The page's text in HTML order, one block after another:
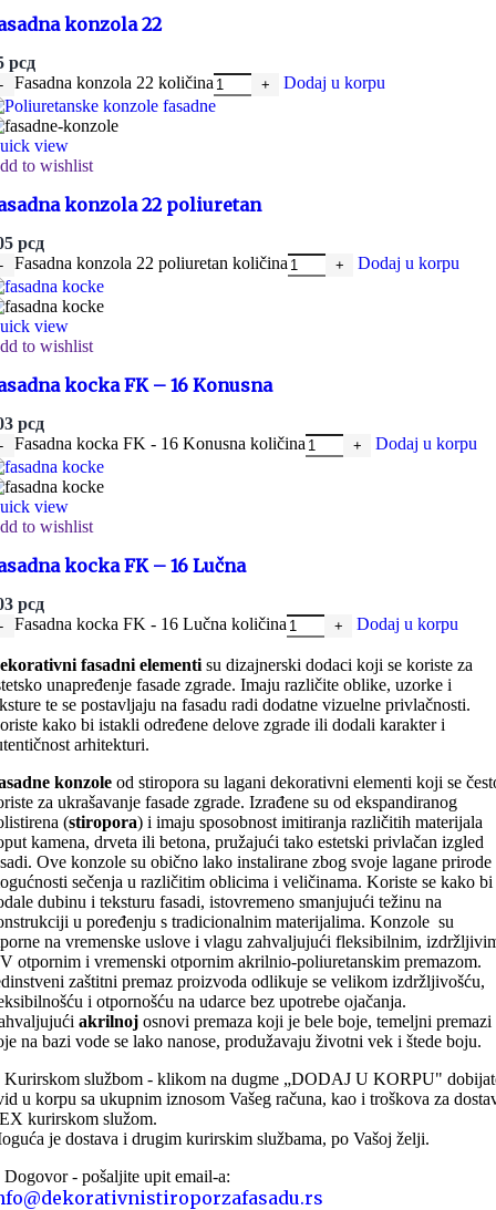
konzola 22
рсд
Fasadna konzola 22 količina
Dodaj u korpu
view
to wishlist
konzola 22 poliuretan
рсд
Fasadna konzola 22 poliuretan količina
Dodaj u korpu
view
to wishlist
kocka FK – 16 Konusna
рсд
Fasadna kocka FK - 16 Konusna količina
Dodaj u korpu
view
to wishlist
kocka FK – 16 Lučna
рсд
Fasadna kocka FK - 16 Lučna količina
Dodaj u korpu
fasadni elementi su dizajnerski dodaci koji se koriste za
unapređenje fasade zgrade. Imaju različite oblike, uzorke i
te se postavljaju na fasadu radi dodatne vizuelne privlačnosti.
kako bi istakli određene delove zgrade ili dodali karakter i
arhitekturi.
konzole od stiropora su lagani dekorativni elementi koji se
za ukrašavanje fasade zgrade. Izrađene su od ekspandiranog
(stiropora) i imaju sposobnost imitiranja različitih materijala
kamena, drveta ili betona, pružajući tako estetski privlačan izgled
Ove konzole su obično lako instalirane zbog svoje lagane prirode
sečenja u različitim oblicima i veličinama. Koriste se kako bi
dubinu i teksturu fasadi, istovremeno smanjujući težinu na
u poređenju s tradicionalnim materijalima. Konzole su
na vremenske uslove i vlagu zahvaljujući fleksibilnim,
otpornim i vremenski otpornim akrilnio-poliuretanskim premazom.
zaštitni premaz proizvoda odlikuje se velikom izdržljivošću,
i otpornošću na udarce bez upotrebe ojačanja.
akrilnoj osnovi premaza koji je bele boje, temeljni premazi
na bazi vode se lako nanose, produžavaju životni vek i štede boju.
Kurirskom službom - klikom na dugme „DODAJ U KORPU"
u korpu sa ukupnim iznosom Vašeg računa, kao i troškova za
kurirskom služom.
je dostava i drugim kurirskim službama, po Vašoj želji.
Dogovor - pošaljite upit email-a: